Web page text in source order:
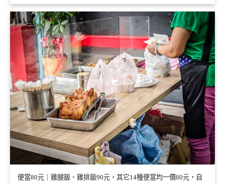
便當80元｜雞腿飯、雞排飯90元，其它14種便當均一價80元，自